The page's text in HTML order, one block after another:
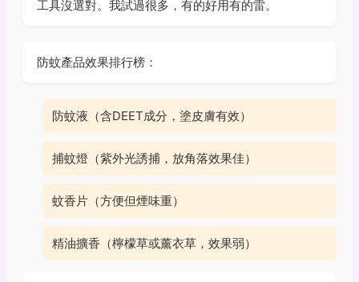
工具沒選對。我試過很多，有的好用有的雷。
防蚊產品效果排行榜：
防蚊液（含DEET成分，塗皮膚有效）
捕蚊燈（紫外光誘捕，放角落效果佳）
蚊香片（方便但煙味重）
精油擴香（檸檬草或薰衣草，效果弱）